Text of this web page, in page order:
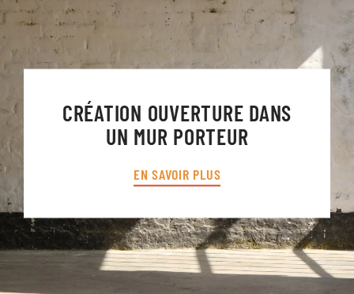
CRÉATION OUVERTURE DANS
UN MUR PORTEUR
EN SAVOIR PLUS